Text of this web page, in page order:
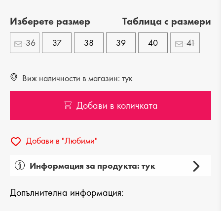
Изберете размер Tаблица с размери
36 37 38 39 40 41
Виж наличности в магазин: тук
Добави в количката
Добави в "Любими"
Информация за продукта: тук
Вид на продукта: ежедневни
Допълнителна информация: